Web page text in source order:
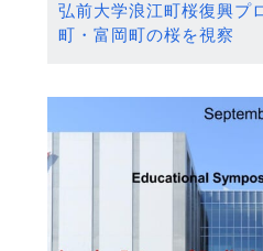
弘前大学浪江町桜復興
町・富岡町の桜を視察